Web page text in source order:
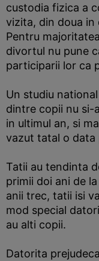
custodia fizica a
vizita, din doua in
Pentru majoritatea
divortul nu pune
participarii lor ca
Un studiu
dintre copii nu si-
in ultimul an, si
vazut tatal o data
Tatii au tendinta
primii doi ani de
anii trec, tatii isi
mod special
au alti copii.
Datorita